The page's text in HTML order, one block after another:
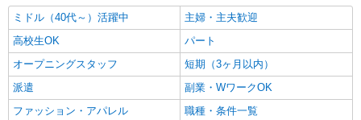
ミドル（40代～）活躍中
主婦・主夫歓迎
高校生OK
パート
オープニングスタッフ
短期（3ヶ月以内）
派遣
副業・WワークOK
ファッション・アパレル
職種・条件一覧